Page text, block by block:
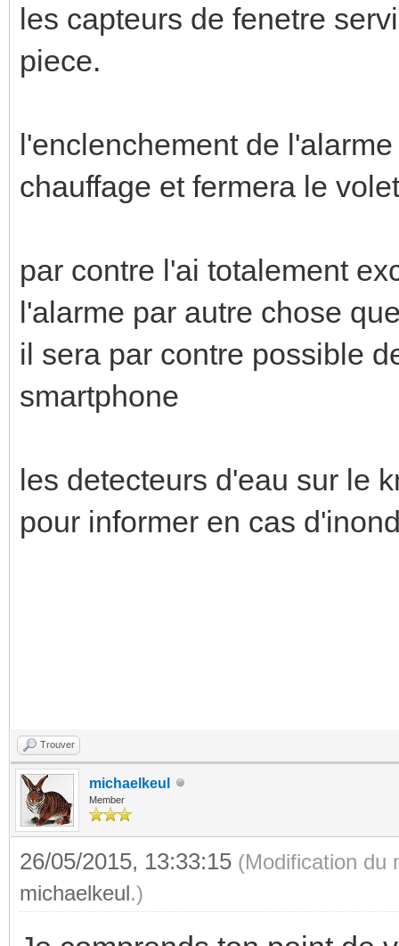
les capteurs de fenetre
piece.
l'enclenchement de
chauffage et fermera le
par contre l'ai totalement
l'alarme par autre chose
il sera par contre possible
smartphone
les detecteurs d'eau sur le
pour informer en cas
Trouver
michaelkeul
Member
26/05/2015, 13:33:15 (Modification du
michaelkeul.)